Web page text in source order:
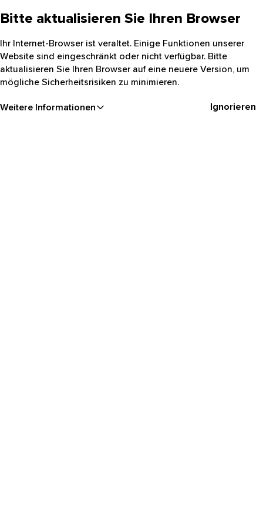
Bitte aktualisieren Sie Ihren Browser
Ihr Internet-Browser ist veraltet. Einige Funktionen unserer
Website sind eingeschränkt oder nicht verfügbar. Bitte
aktualisieren Sie Ihren Browser auf eine neuere Version, um
mögliche Sicherheitsrisiken zu minimieren.
Weitere Informationen Ignorieren